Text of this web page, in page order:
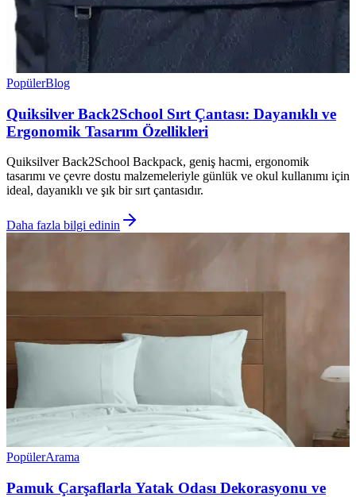
PopülerBlog
Quiksilver Back2School Sırt Çantası: Dayanıklı ve
Ergonomik Tasarım Özellikleri
Quiksilver Back2School Backpack, geniş hacmi, ergonomik
tasarımı ve çevre dostu malzemeleriyle günlük ve okul kullanımı için
ideal, dayanıklı ve şık bir sırt çantasıdır.
Daha fazla bilgi edinin
PopülerArama
Pamuk Çarşaflarla Yatak Odası Dekorasyonu ve